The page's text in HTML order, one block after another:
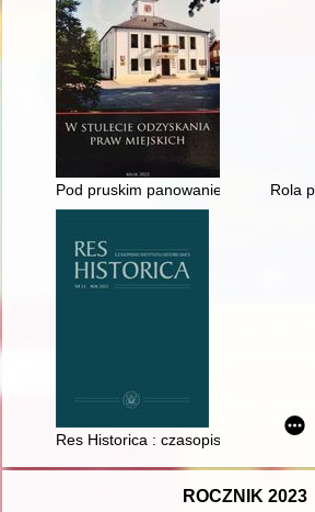
Pod pruskim panowaniem : (1795-
Rola
Res Historica : czasopismo Instytutu
ROCZNIK 2023